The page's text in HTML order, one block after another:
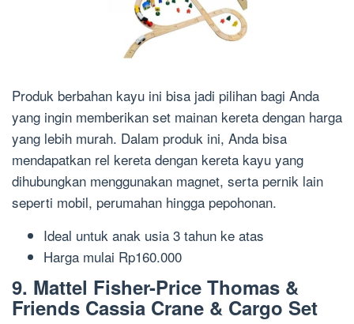
Produk berbahan kayu ini bisa jadi pilihan bagi Anda
yang ingin memberikan set mainan kereta dengan harga
yang lebih murah. Dalam produk ini, Anda bisa
mendapatkan rel kereta dengan kereta kayu yang
dihubungkan menggunakan magnet, serta pernik lain
seperti mobil, perumahan hingga pepohonan.
Ideal untuk anak usia 3 tahun ke atas
Harga mulai Rp160.000
9. Mattel Fisher-Price Thomas &
Friends Cassia Crane & Cargo Set